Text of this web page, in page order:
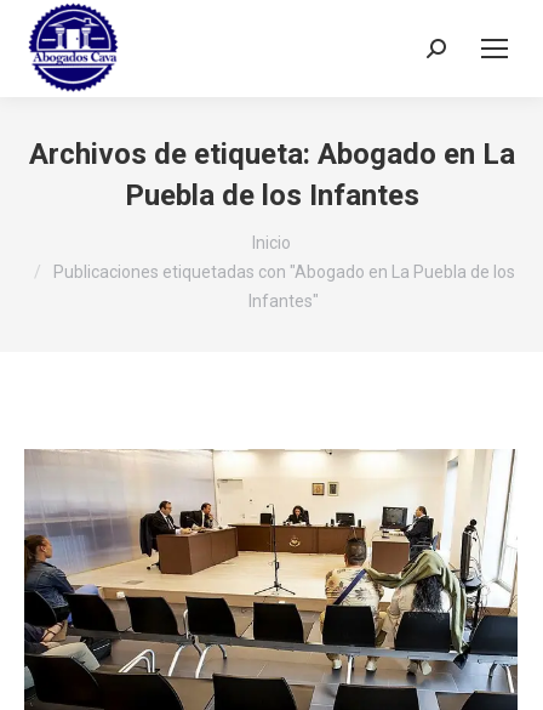
Buscar:
Archivos de etiqueta: Abogado en La
Puebla de los Infantes
Inicio
Publicaciones etiquetadas con "Abogado en La Puebla de los
Infantes"